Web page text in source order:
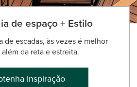
de espaço + Estilo
de escadas, às vezes é melhor
além da reta e estreita.
inspiração